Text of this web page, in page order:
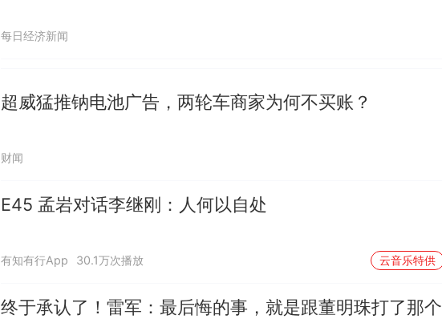
每日经济新闻
超威猛推钠电池广告，两轮车商家为何不买账？
财闻
E45 孟岩对话李继刚：人何以自处
有知有行App 30.1万次播放 云音乐特供
终于承认了！雷军：最后悔的事，就是跟董明珠打了那个